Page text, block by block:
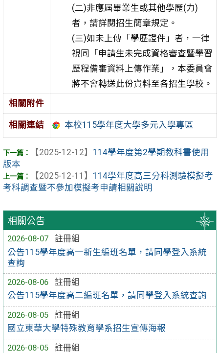
相關公告
2026-08-07
註冊組
公告115學年度高一新生編班名單，請同學登入系統
查詢
2026-08-06
註冊組
公告115學年度高二編班名單，請同學登入系統查詢
2026-08-05
註冊組
國立東華大學特殊教育學系招生宣傳海報
2026-08-05
註冊組
(二)非應屆畢業生或其他學歷(力)
者，請詳閱招生簡章規定。
(三)如未上傳「學歷證件」者，一律
視同「申請生未完成資格審查暨學習
歷程備審資料上傳作業」，本委員會
將不會轉送此份資料至各招生學校。
相關附件
相關連結 本校115學年度大學多元入學專區
【2025-12-12】 114學年度第2學期教科書使用
版本
【2025-12-11】 114學年度高三分科測驗模擬考
考科調查暨不參加模擬考申請相關說明